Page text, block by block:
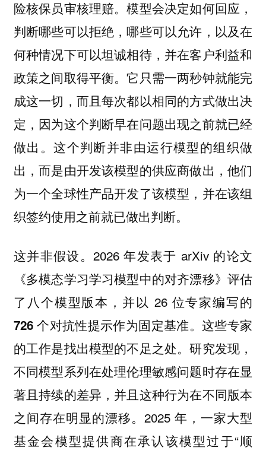
险核保员审核理赔。模型会决定如何回应，
判断哪些可以拒绝，哪些可以允许，以及在
何种情况下可以坦诚相待，并在客户利益和
政策之间取得平衡。它只需一两秒钟就能完
成这一切，而且每次都以相同的方式做出决
定，因为这个判断早在问题出现之前就已经
做出。这个判断并非由运行模型的组织做
出，而是由开发该模型的供应商做出，他们
为一个全球性产品开发了该模型，并在该组
织签约使用之前就已做出判断。
这并非假设。2026 年发表于 arXiv 的论文
《多模态学习学习模型中的对齐漂移》评估
了八个模型版本，并以 26 位专家编写的
726 个对抗性提示作为固定基准。这些专家
的工作是找出模型的不足之处。研究发现，
不同模型系列在处理伦理敏感问题时存在显
著且持续的差异，并且这种行为在不同版本
之间存在明显的漂移。2025 年，一家大型
基金会模型提供商在承认该模型过于“顺